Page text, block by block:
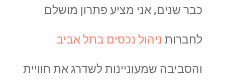
כבר שנים, אני מציע פתרון מושלם
לחברות ניהול נכסים בתל אביב
והסביבה שמעוניינות לשדרג את חוויית